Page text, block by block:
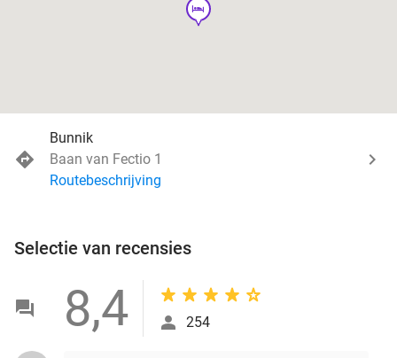
hotel
Bunnik
Baan van Fectio 1
Routebeschrijving
Selectie van recensies
8,4 254